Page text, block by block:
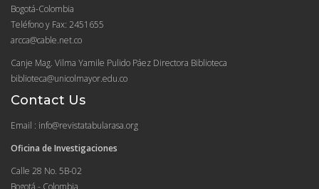
Bogotá-Colombia
Teléfono y Fax: 2451655
arcca@cable.net.co
Canje Mag. Vilma Yamile Pulido Páez Directora Biblioteca
biblioteca@unicolmayor.edu.co
Contact Us
Email : info@revistatabularasa.org
Oficina de Investigaciones
Calle 28 No. 5B-02
Bogotá - Colombia